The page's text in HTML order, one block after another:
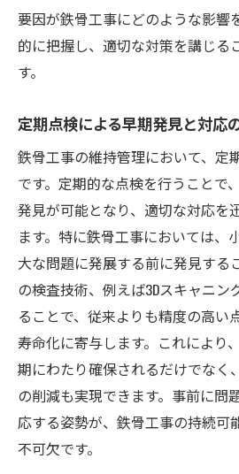
要因が鉄骨工事にどのような影響
的に把握し、適切な対策を講じる
す。
定期点検による早期発見と対応
鉄骨工事の維持管理において、定
です。定期的な点検を行うことで
発見が可能となり、適切な対応を
ます。特に鉄骨工事においては、
大な問題に発展する前に発見する
の検査技術、例えば3Dスキャニン
ることで、従来よりも精度の高い
寿命化に寄与します。これにより
期にわたり確保されるだけでなく
の削減も実現できます。事前に問
応する姿勢が、鉄骨工事の持続可
不可欠です。